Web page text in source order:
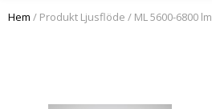
Hem / Produkt Ljusflöde / ML 5600-6800 lm